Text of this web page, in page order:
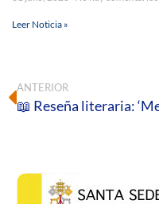
Leer Noticia »
ANTERIOR